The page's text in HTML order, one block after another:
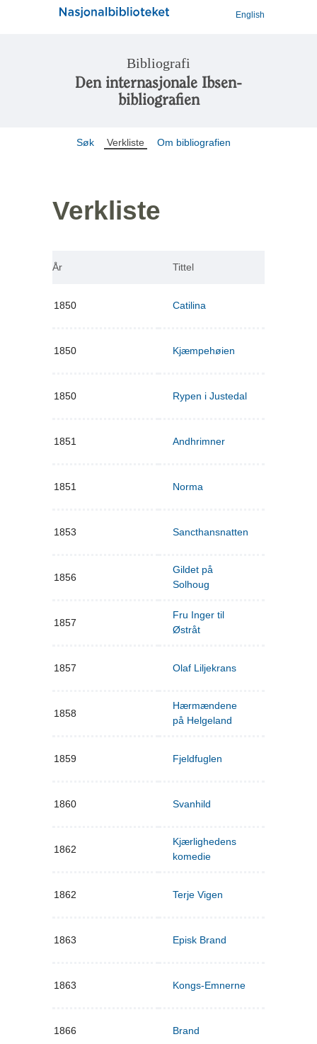
English
Bibliografi
Den internasjonale Ibsen-
bibliografien
Søk Verkliste Om bibliografien
Verkliste
År Tittel
1850 Catilina
1850 Kjæmpehøien
1850 Rypen i Justedal
1851 Andhrimner
1851 Norma
1853 Sancthansnatten
1856
Gildet på
Solhoug
1857
Fru Inger til
Østråt
1857 Olaf Liljekrans
1858
Hærmændene
på Helgeland
1859 Fjeldfuglen
1860 Svanhild
1862
Kjærlighedens
komedie
1862 Terje Vigen
1863 Episk Brand
1863 Kongs-Emnerne
1866 Brand